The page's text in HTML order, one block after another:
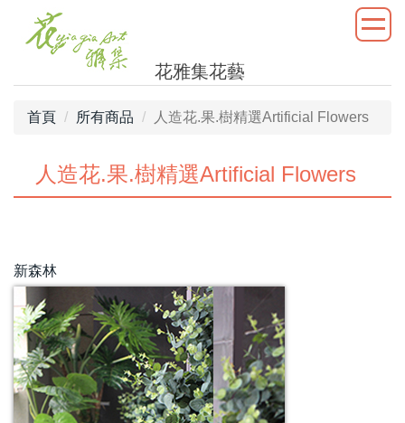
花雅集花藝
首頁 所有商品 人造花.果.樹精選Artificial Flowers
人造花.果.樹精選Artificial Flowers
新森林